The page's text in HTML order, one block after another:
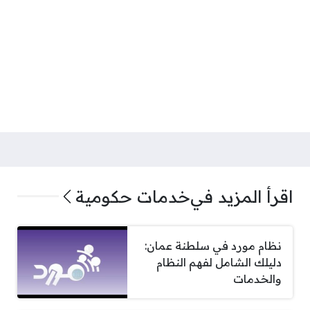
اقرأ المزيد فيخدمات حكومية
نظام مورد في سلطنة عمان:
دليلك الشامل لفهم النظام
والخدمات